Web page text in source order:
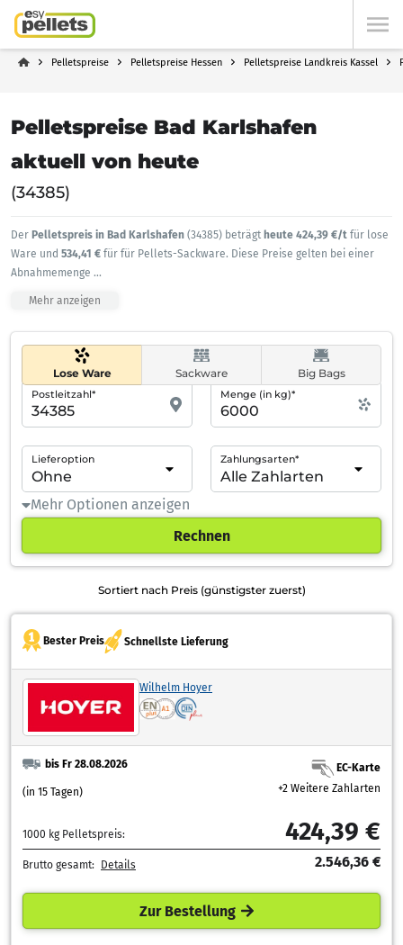
Pelletspreise Pelletspreise Hessen Pelletspreise Landkreis Kassel
Pelletspreise Bad Karlshafen
aktuell von heute
(34385)
Der Pelletspreis in Bad Karlshafen (34385) beträgt heute 424,39 €/t für lose
Ware und 534,41 € für für Pellets-Sackware. Diese Preise gelten bei einer
Abnahmemenge ...
Mehr anzeigen
Lose Ware Sackware Big Bags
Postleitzahl* Menge (in kg)*
Lieferoption Zahlungsarten*
Mehr Optionen anzeigen
Rechnen
Sortiert nach Preis (günstigster zuerst)
Bester Preis Schnellste Lieferung
Wilhelm Hoyer
bis Fr 28.08.2026
(in 15 Tagen)
EC-Karte
+2 Weitere Zahlarten
1000 kg Pelletspreis: 424,39 €
Brutto gesamt: Details 2.546,36 €
Zur Bestellung